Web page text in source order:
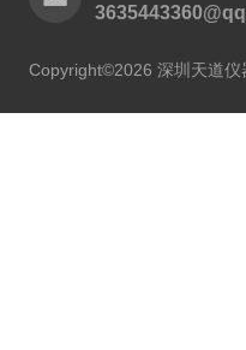
Copyright©2026 深圳天道